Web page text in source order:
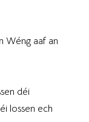
Wéng aaf an
déi
lossen ech